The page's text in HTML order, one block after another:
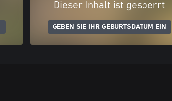
Dieser Inhalt ist gesperrt
GEBEN SIE IHR GEBURTSDATUM EIN